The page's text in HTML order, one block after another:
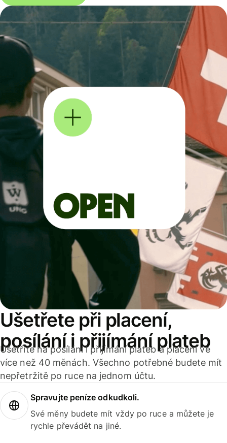
Ušetřete při placení,
posílání i přijímání plateb
Ušetříte na posílání i přijímání plateb a placení ve
více než 40 měnách. Všechno potřebné budete mít
nepřetržitě po ruce na jednom účtu.
Spravujte peníze odkudkoli.
Své měny budete mít vždy po ruce a můžete je
rychle převádět na jiné.